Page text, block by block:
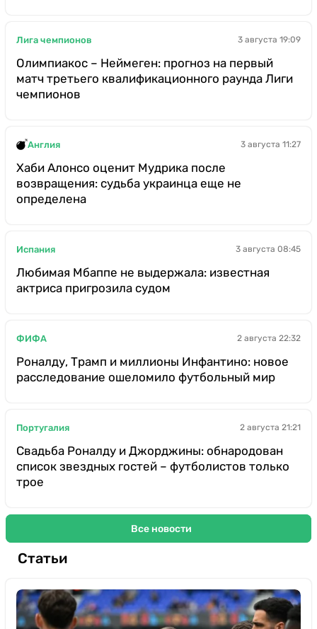
Лига чемпионов 3 августа 19:09
Олимпиакос – Неймеген: прогноз на первый
матч третьего квалификационного раунда Лиги
чемпионов
Англия 3 августа 11:27
Хаби Алонсо оценит Мудрика после
возвращения: судьба украинца еще не
определена
Испания 3 августа 08:45
Любимая Мбаппе не выдержала: известная
актриса пригрозила судом
ФИФА 2 августа 22:32
Роналду, Трамп и миллионы Инфантино: новое
расследование ошеломило футбольный мир
Португалия 2 августа 21:21
Свадьба Роналду и Джорджины: обнародован
список звездных гостей – футболистов только
трое
Все новости
Статьи